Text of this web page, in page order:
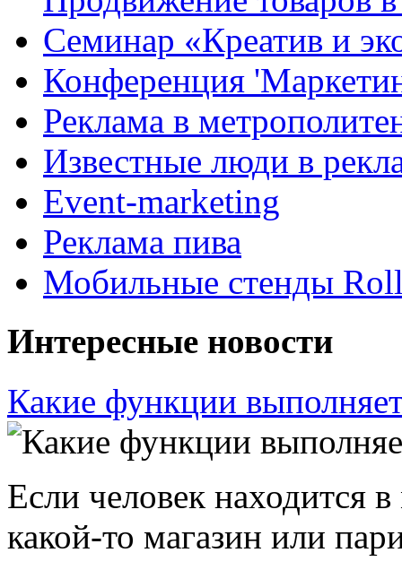
Семинар «Креатив и
Конференция
Реклама в
Известные люди в
Event-marketing
Реклама пива
Мобильные стенды
Интересные новости
Какие функции
Если человек находится
какой-то магазин или